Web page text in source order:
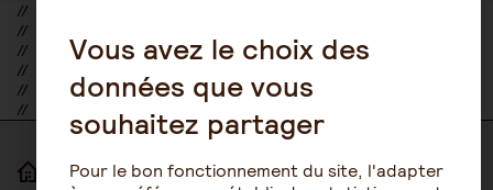
//
//
//
//
//
//
ACCUEIL ACCESSIBILITÉ
Vous avez le choix des
données que vous
souhaitez partager
Pour le bon fonctionnement du site, l'adapter